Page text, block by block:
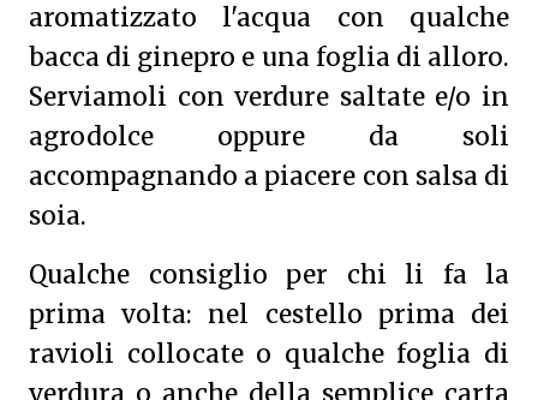
aromatizzato l'acqua con qualche
bacca di ginepro e una foglia di alloro.
Serviamoli con verdure saltate e/o in
agrodolce oppure da soli
accompagnando a piacere con salsa di
soia.
Qualche consiglio per chi li fa la
prima volta: nel cestello prima dei
ravioli collocate o qualche foglia di